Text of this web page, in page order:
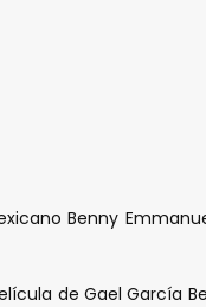
Benny
de Gael García